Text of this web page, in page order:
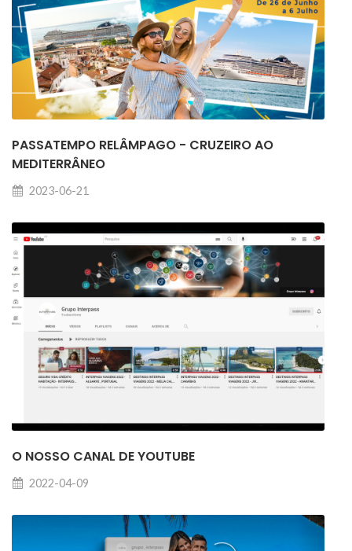
PASSATEMPO RELÂMPAGO - CRUZEIRO AO
MEDITERRÂNEO
2023-06-21
O NOSSO CANAL DE YOUTUBE
2022-04-09